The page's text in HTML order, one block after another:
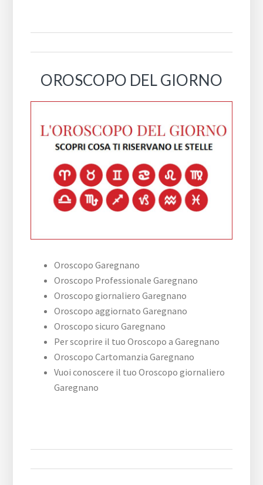
OROSCOPO DEL GIORNO
Oroscopo Garegnano
Oroscopo Professionale Garegnano
Oroscopo giornaliero Garegnano
Oroscopo aggiornato Garegnano
Oroscopo sicuro Garegnano
Per scoprire il tuo Oroscopo a Garegnano
Oroscopo Cartomanzia Garegnano
Vuoi conoscere il tuo Oroscopo giornaliero
Garegnano